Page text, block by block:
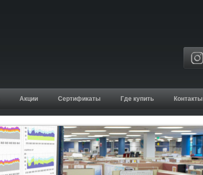
Акции Сертификаты Где купить Контакты